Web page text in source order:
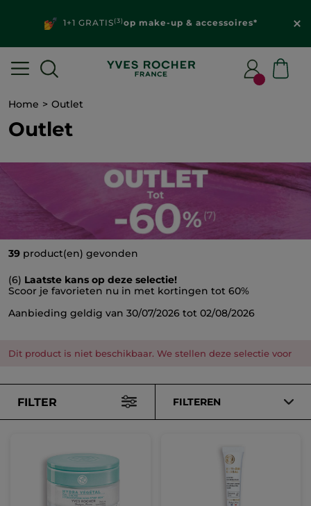
1+1 GRATIS(3)op make-up & accessoires*
Home Outlet
Outlet
39 product(en) gevonden
(6) Laatste kans op deze selectie!
Scoor je favorieten nu in met kortingen tot 60%
Aanbieding geldig van 30/07/2026 tot 02/08/2026
Dit product is niet beschikbaar. We stellen deze selectie voor
FILTER FILTEREN